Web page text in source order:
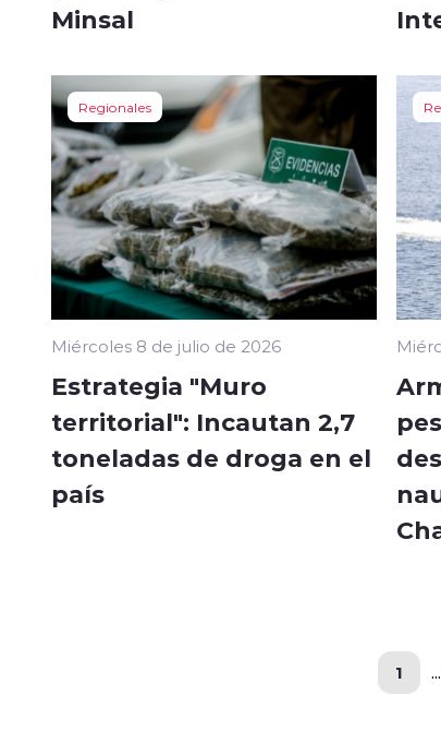
Minsal
Regionales
Miércoles 8 de julio de 2026
Estrategia "Muro
territorial": Incautan 2,7
toneladas de droga en el
país
1 ...